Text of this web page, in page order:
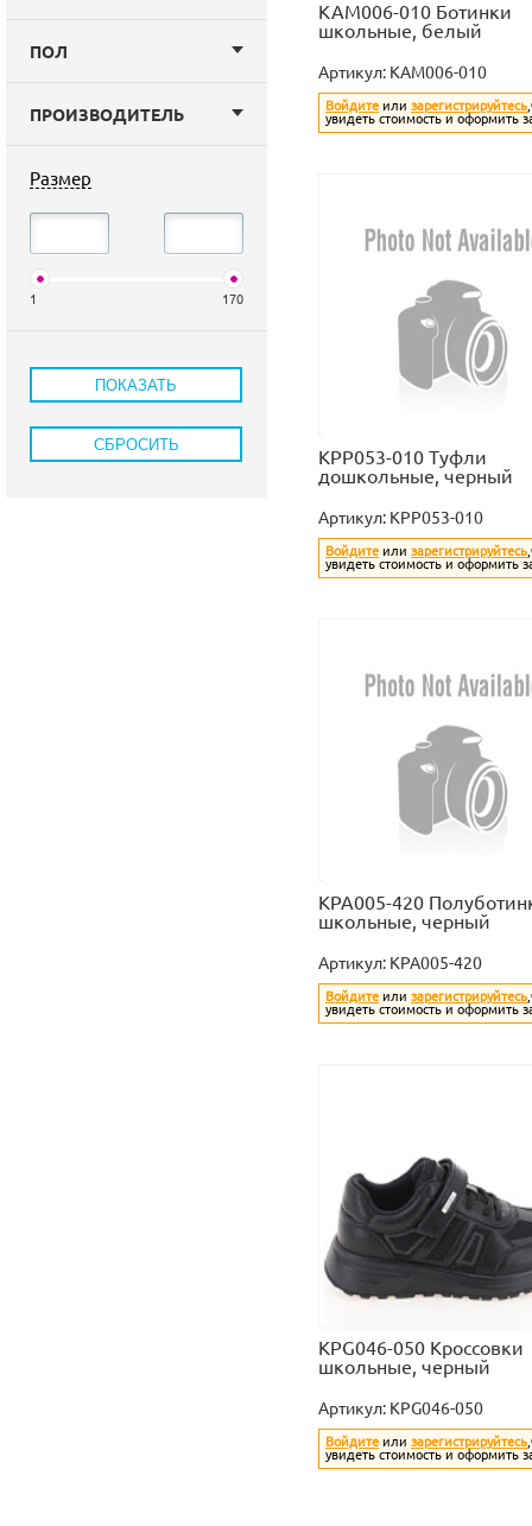
ПОЛ
ПРОИЗВОДИТЕЛЬ
Размер
1 170
KAM006-010 Ботинки
школьные, белый
Артикул: KAM006-010
Войдите или зарегистрируйтесь
увидеть стоимость и оформить
KPP053-010 Туфли
дошкольные, черный
Артикул: KPP053-010
Войдите или зарегистрируйтесь
увидеть стоимость и оформить
KPA005-420
школьные, черный
Артикул: KPA005-420
Войдите или зарегистрируйтесь
увидеть стоимость и оформить
KPG046-050 Кроссовки
школьные, черный
Артикул: KPG046-050
Войдите или зарегистрируйтесь
увидеть стоимость и оформить